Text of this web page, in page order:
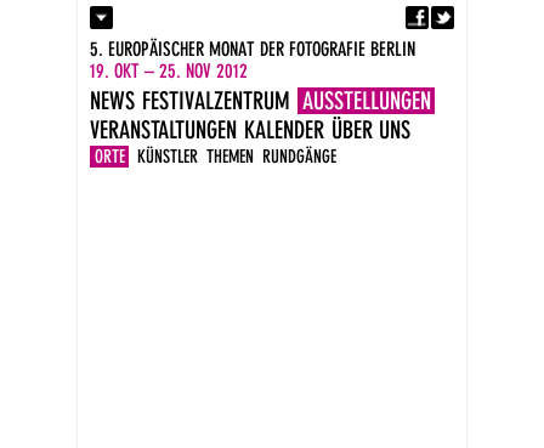
Kontakt
Presse
Impressum
DE
EN
5. EUROPÄISCHER MONAT DER FOTOGRAFIE BERLIN
19. OKT – 25. NOV 2012
NEWS FESTIVALZENTRUM AUSSTELLUNGEN
ORTE KÜNSTLER THEMEN RUNDGÄNGE
VERANSTALTUNGEN KALENDER ÜBER UNS